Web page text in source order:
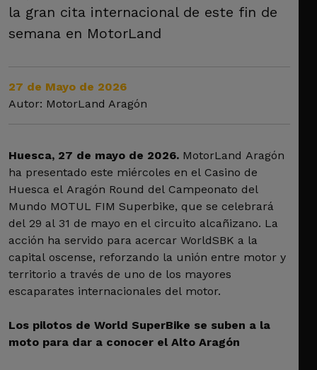
la gran cita internacional de este fin de
semana en MotorLand
27 de Mayo de 2026
Autor: MotorLand Aragón
Huesca, 27 de mayo de 2026. MotorLand Aragón
ha presentado este miércoles en el Casino de
Huesca el Aragón Round del Campeonato del
Mundo MOTUL FIM Superbike, que se celebrará
del 29 al 31 de mayo en el circuito alcañizano. La
acción ha servido para acercar WorldSBK a la
capital oscense, reforzando la unión entre motor y
territorio a través de uno de los mayores
escaparates internacionales del motor.
Los pilotos de World SuperBike se suben a la
moto para dar a conocer el Alto Aragón